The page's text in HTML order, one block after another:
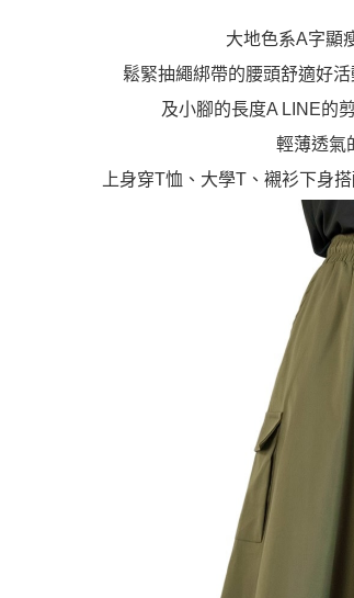
大地色系A字顯
鬆緊抽繩綁帶的腰頭舒適好
及小腳的長度A LINE的
輕薄透氣
上身穿T恤、大學T、襯衫下身